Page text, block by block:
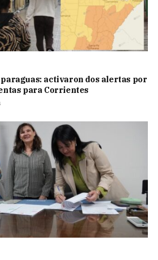
activaron dos alertas por
para Corrientes